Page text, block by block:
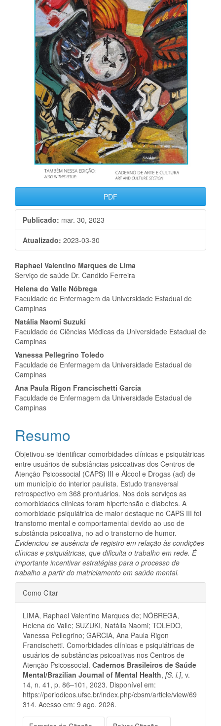
PDF
Publicado: mar. 30, 2023
Atualizado: 2023-03-30
Conteúdo
do
artigo
principal
Raphael Valentino Marques de Lima
Serviço de saúde Dr. Candido Ferreira
Helena do Valle Nóbrega
Faculdade de Enfermagem da Universidade Estadual de
Campinas
Natália Naomi Suzuki
Faculdade de Ciências Médicas da Universidade Estadual de
Campinas
Vanessa Pellegrino Toledo
Faculdade de Enfermagem da Universidade Estadual de
Campinas
Ana Paula Rigon Francischetti Garcia
Faculdade de Enfermagem da Universidade Estadual de
Campinas
Resumo
Objetivou-se identificar comorbidades clínicas e psiquiátricas
entre usuários de substâncias psicoativas dos Centros de
Atenção Psicossocial (CAPS) III e Álcool e Drogas (ad) de
um município do interior paulista. Estudo transversal
retrospectivo em 368 prontuários. Nos dois serviços as
comorbidades clínicas foram hipertensão e diabetes. A
comorbidade psiquiátrica de maior destaque no CAPS III foi
transtorno mental e comportamental devido ao uso de
substância psicoativa, no ad o transtorno de humor.
Evidenciou-se ausência de registro em relação às condições
clínicas e psiquiátricas, que dificulta o trabalho em rede. É
importante incentivar estratégias para o processo de
trabalho a partir do matriciamento em saúde mental.
Detalhes
do
artigo
Como Citar
LIMA, Raphael Valentino Marques de; NÓBREGA,
Helena do Valle; SUZUKI, Natália Naomi; TOLEDO,
Vanessa Pellegrino; GARCIA, Ana Paula Rigon
Francischetti. Comorbidades clínicas e psiquiátricas de
usuários de substâncias psicoativas nos Centros de
Atenção Psicossocial. Cadernos Brasileiros de Saúde
Mental/Brazilian Journal of Mental Health, [S. l.], v.
14, n. 41, p. 86–101, 2023. Disponível em:
https://periodicos.ufsc.br/index.php/cbsm/article/view/69
314. Acesso em: 9 ago. 2026.